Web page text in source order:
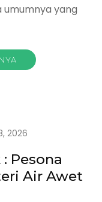
umumnya yang
2026
Pesona
Air Awet